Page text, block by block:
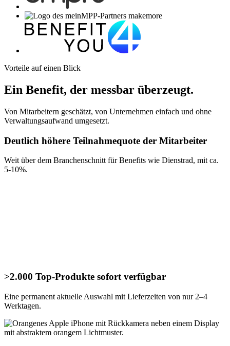
Vorteile auf einen Blick
Ein Benefit, der messbar überzeugt.
Von Mitarbeitern geschätzt, von Unternehmen einfach und ohne
Verwaltungsaufwand umgesetzt.
Deutlich höhere Teilnahmequote der Mitarbeiter
Weit über dem Branchenschnitt für Benefits wie Dienstrad, mit ca.
5-10%.
>2.000 Top-Produkte sofort verfügbar
Eine permanent aktuelle Auswahl mit Lieferzeiten von nur 2–4
Werktagen.